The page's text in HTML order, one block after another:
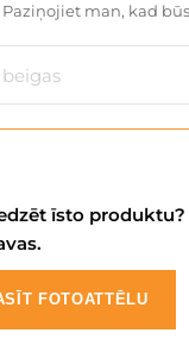
man, kad
īsto
FOTOATTĒLU